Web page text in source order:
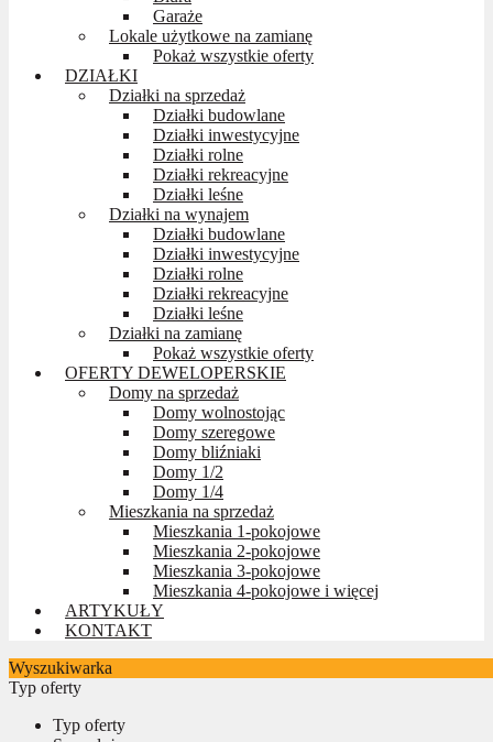
Garaże
Lokale użytkowe na zamianę
Pokaż wszystkie oferty
DZIAŁKI
Działki na sprzedaż
Działki budowlane
Działki inwestycyjne
Działki rolne
Działki rekreacyjne
Działki leśne
Działki na wynajem
Działki budowlane
Działki inwestycyjne
Działki rolne
Działki rekreacyjne
Działki leśne
Działki na zamianę
Pokaż wszystkie oferty
OFERTY DEWELOPERSKIE
Domy na sprzedaż
Domy wolnostojąc
Domy szeregowe
Domy bliźniaki
Domy 1/2
Domy 1/4
Mieszkania na sprzedaż
Mieszkania 1-pokojowe
Mieszkania 2-pokojowe
Mieszkania 3-pokojowe
Mieszkania 4-pokojowe i więcej
ARTYKUŁY
KONTAKT
Wyszukiwarka
Typ oferty
Typ oferty